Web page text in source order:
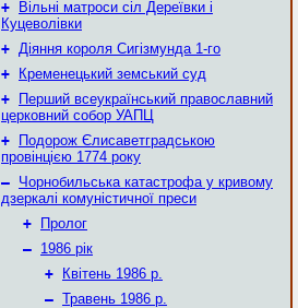
+
Вільні матроси сіл Дереївки і
Куцеволівки
+ Діяння короля Сигізмунда 1-го
+
Кременецький земський суд
+
Перший всеукраїнський православний
церковний собор УАПЦ
+
Подорож Єлисаветградською
провінцією 1774 року
– Чорнобильська катастрофа у кривому
дзеркалі комуністичної преси
+
Пролог
– 1986 рік
+
Квітень 1986 р.
– Травень 1986 р.